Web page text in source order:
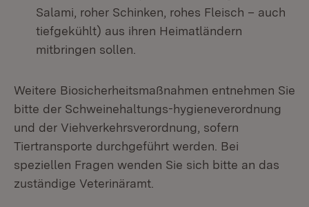
Salami, roher Schinken, rohes Fleisch – auch
tiefgekühlt) aus ihren Heimatländern
mitbringen sollen.
Weitere Biosicherheitsmaßnahmen entnehmen Sie
bitte der Schweinehaltungs-hygieneverordnung
und der Viehverkehrsverordnung, sofern
Tiertransporte durchgeführt werden. Bei
speziellen Fragen wenden Sie sich bitte an das
zuständige Veterinäramt.